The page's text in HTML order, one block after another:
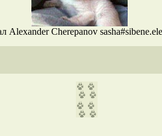
Alexander Cherepanov